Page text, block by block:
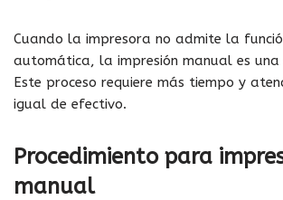
Cuando la impresora no admite la
automática, la impresión manual es
Este proceso requiere más tiempo y
igual de efectivo.
Procedimiento para
manual